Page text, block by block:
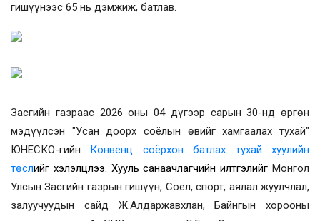
гишүүнээс 65 нь дэмжиж, батлав.
Засгийн газраас 2026 оны 04 дүгээр сарын 30-нд өргөн
мэдүүлсэн "Усан доорх соёлын өвийг хамгаалах тухай"
ЮНЕСКО-гийн Конвенц соёрхон батлах тухай хуулийн
төслийг хэлэлцлээ. Хууль санаачлагчийн илтгэлийг Монгол
Улсын Засгийн газрын гишүүн, Соёл, спорт, аялал жуулчлал,
залуучуудын сайд Ж.Алдаржавхлан, Байнгын хорооны